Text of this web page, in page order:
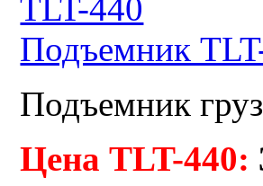
Подъемник
Подъемник
Цена TLT-440: